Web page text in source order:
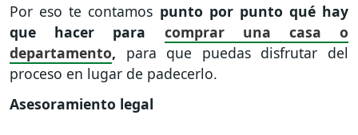
Por eso te contamos punto por punto qué hay
que hacer para comprar una casa o
departamento, para que puedas disfrutar del
proceso en lugar de padecerlo.
Asesoramiento legal